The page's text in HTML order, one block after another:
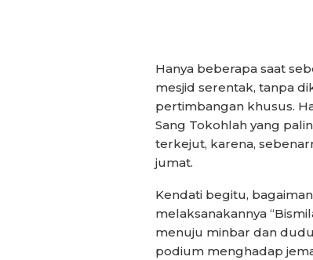
Hanya beberapa saat
mesjid serentak, tanpa
pertimbangan khusus.
Sang Tokohlah yang
terkejut, karena,
jumat.
Kendati begitu,
melaksanakannya
menuju minbar dan
podium menghadap